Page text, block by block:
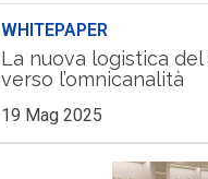
WHITEPAPER
La nuova logistica del
verso l’omnicanalità
19 Mag 2025